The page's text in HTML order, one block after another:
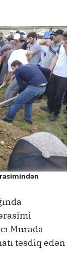
Murada
təsdiq edən